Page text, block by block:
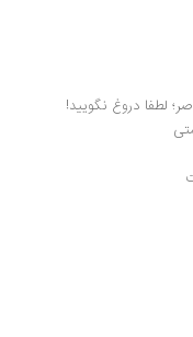
دروغ نگویید!